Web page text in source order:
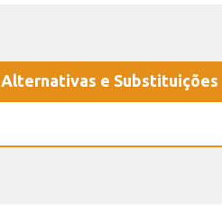
Alternativas e Substituições